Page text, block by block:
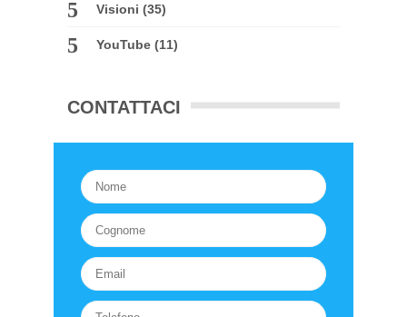
Visioni (35)
YouTube (11)
CONTATTACI